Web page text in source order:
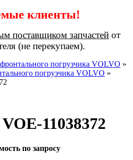
клиенты!
поставщиком запчастей от
(не перекупаем).
погрузчика VOLVO »
погрузчика VOLVO »
11038372
по запросу